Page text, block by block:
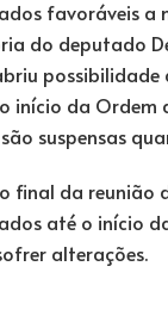
favoráveis
do deputado
início da Ordem
suspensas
final da reunião
até o início
alterações.